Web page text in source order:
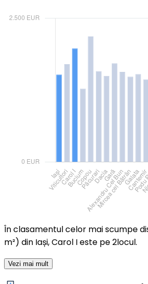
În clasamentul celor mai scumpe
m²) din Iași, Carol I este pe 2locul.
Vezi mai mult